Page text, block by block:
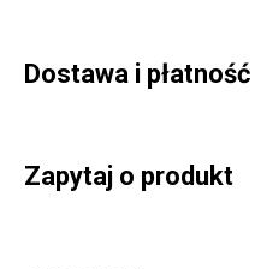
Dostawa i płatność
Zapytaj o produkt